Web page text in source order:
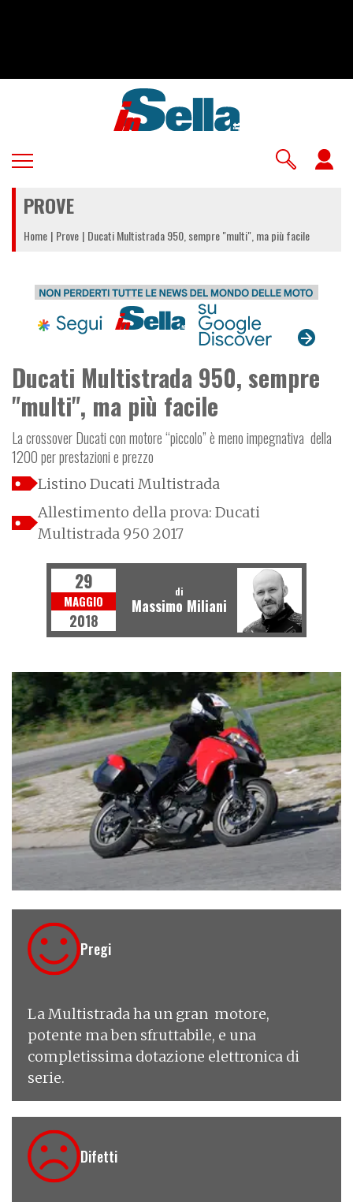
PROVE
Home Prove Ducati Multistrada 950, sempre "multi", ma più facile
Ducati Multistrada 950, sempre
"multi", ma più facile
La crossover Ducati con motore “piccolo” è meno impegnativa della
1200 per prestazioni e prezzo
Listino Ducati Multistrada
Allestimento della prova: Ducati
Multistrada 950 2017
29
MAGGIO
2018
di
Massimo Miliani
€ 13.690
Pregi
La Multistrada ha un gran motore,
potente ma ben sfruttabile, e una
completissima dotazione elettronica di
serie.
Difetti